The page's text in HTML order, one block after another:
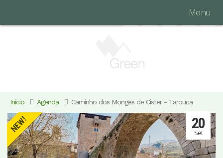
Menu
Início Agenda Caminho dos Monges de Cister - Tarouca
NEW! 20
Set